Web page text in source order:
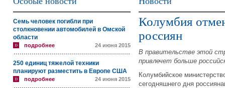
Семь человек погибли при
столкновении автомобилей в Омской
области
подробнее 24 июня 2015
250 единиц тяжелой техники
планируют разместить в Европе США
подробнее 24 июня 2015
Колумбия
россиян
В правительстве этой
привлечет больше
Колумбийское
сегодняшнего дня